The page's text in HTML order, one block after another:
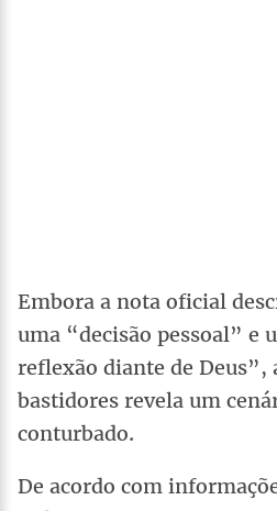
Embora a nota oficial
uma “decisão pessoal” e
reflexão diante de Deus”,
bastidores revela um
conturbado.
De acordo com